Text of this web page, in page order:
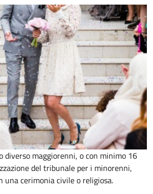
diverso maggiorenni, o con minimo 16
del tribunale per i minorenni,
una cerimonia civile o religiosa.